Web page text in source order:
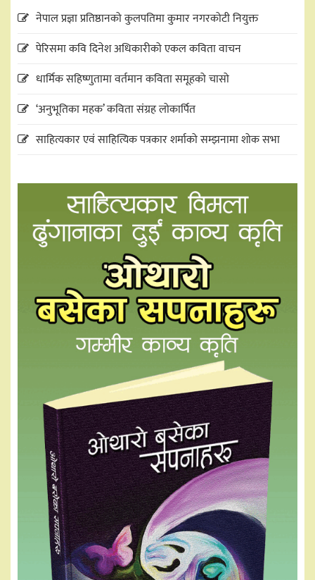
नेपाल प्रज्ञा प्रतिष्ठानको कुलपतिमा कुमार नगरकोटी नियुक्त
पेरिसमा कवि दिनेश अधिकारीको एकल कविता वाचन
धार्मिक सहिष्णुतामा वर्तमान कविता समूहको चासो
‘अनुभूतिका महक’ कविता संग्रह लोकार्पित
साहित्यकार एवं साहित्यिक पत्रकार शर्माको सम्झनामा शोक सभा